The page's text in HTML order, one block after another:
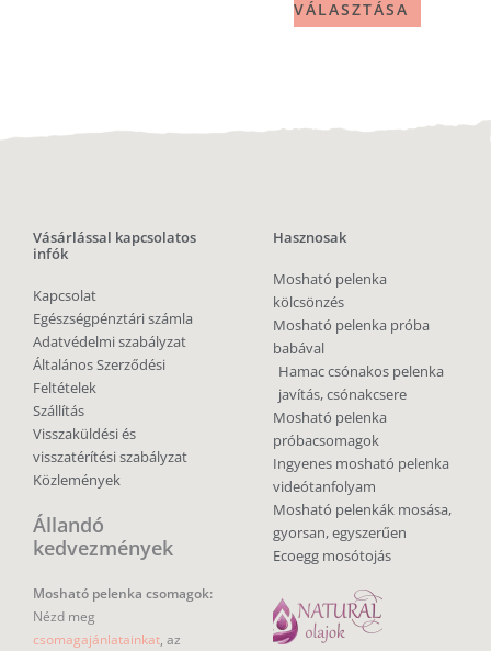
VÁLASZTÁSA
Vásárlással kapcsolatos
infók
Kapcsolat
Egészségpénztári számla
Adatvédelmi szabályzat
Általános Szerződési
Feltételek
Szállítás
Visszaküldési és
visszatérítési szabályzat
Közlemények
Állandó
kedvezmények
Mosható pelenka csomagok:
Nézd meg
csomagajánlatainkat, az
Hasznosak
Mosható pelenka
kölcsönzés
Mosható pelenka próba
babával
Hamac csónakos pelenka
javítás, csónakcsere
Mosható pelenka
próbacsomagok
Ingyenes mosható pelenka
videótanfolyam
Mosható pelenkák mosása,
gyorsan, egyszerűen
Ecoegg mosótojás